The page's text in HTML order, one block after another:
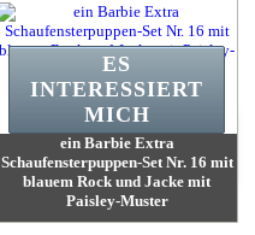
ein Barbie Extra
Schaufensterpuppen-Set Nr. 16 mit
blauem Rock und Jacke mit
Paisley-Muster
ES
INTERESSIERT
MICH